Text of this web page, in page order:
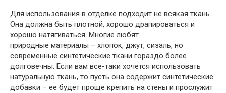
Для использования в отделке подходит не всякая ткань.
Она должна быть плотной, хорошо драпироваться и
хорошо натягиваться. Многие любят
природные материалы – хлопок, джут, сизаль, но
современные синтетические ткани гораздо более
долговечны. Если вам все-таки хочется использовать
натуральную ткань, то пусть она содержит синтетические
добавки – ее будет проще крепить на стены и прослужит